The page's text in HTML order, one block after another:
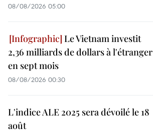
08/08/2026 05:00
Le Vietnam investit
2,36 milliards de dollars à l'étranger
en sept mois
08/08/2026 00:30
L'indice ALE 2025 sera dévoilé le 18
août